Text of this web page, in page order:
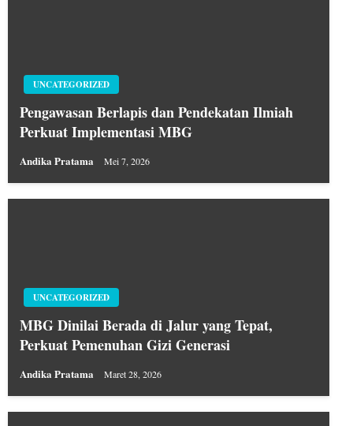
UNCATEGORIZED
Pengawasan Berlapis dan Pendekatan Ilmiah
Perkuat Implementasi MBG
Andika Pratama Mei 7, 2026
UNCATEGORIZED
MBG Dinilai Berada di Jalur yang Tepat,
Perkuat Pemenuhan Gizi Generasi
Andika Pratama Maret 28, 2026